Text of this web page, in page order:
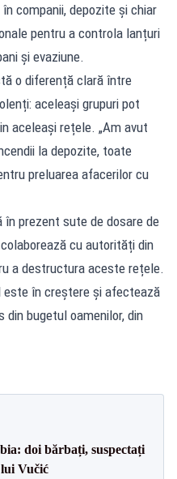
companii, depozite și chiar
pentru a controla lanțuri
și evaziune.
o diferență clară între
aceleași grupuri pot
aceleași rețele. „Am avut
la depozite, toate
preluarea afacerilor cu
în prezent sute de dosare de
cu autorități din
a destructura aceste rețele.
este în creștere și afectează
din bugetul oamenilor, din
doi bărbați, suspectați
Vučić